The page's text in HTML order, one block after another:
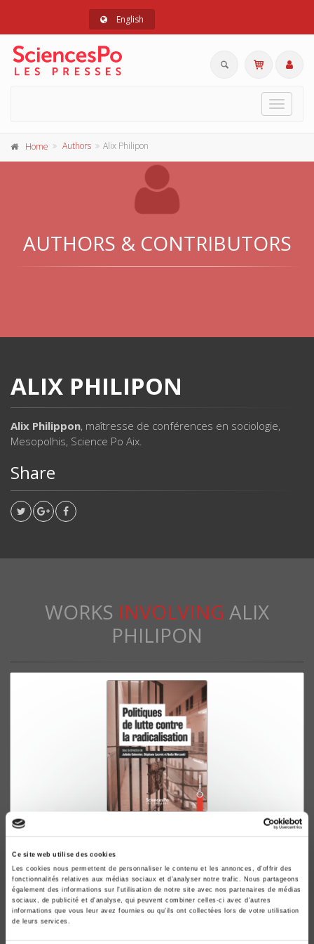
Ce site web utilise des cookies
Les cookies nous permettent de personnaliser le contenu et les annonces, d'offrir des
fonctionnalités relatives aux médias sociaux et d'analyser notre trafic. Nous partageons
également des informations sur l'utilisation de notre site avec nos partenaires de médias
sociaux, de publicité et d'analyse, qui peuvent combiner celles-ci avec d'autres
informations que vous leur avez fournies ou qu'ils ont collectées lors de votre utilisation
de leurs services.
English
Toggle
Home Authors Alix Philipon
AUTHORS & CONTRIBUTORS
ALIX PHILIPON
Alix Philippon, maîtresse de conférences en sociologie,
Mesopolhis, Science Po Aix.
Share
WORKS INVOLVING ALIX
PHILIPON
Politiques de lutte contre la radicalisation
Juliette Galonnier, Stéphane Lacroix